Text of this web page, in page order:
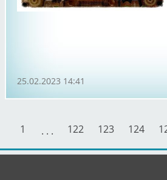
25.02.2023 14:41
1 . . . 122 123 124